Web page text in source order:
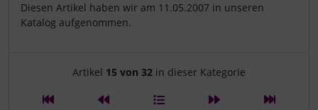
Diesen Artikel haben wir am 11.05.2007 in unseren
Katalog aufgenommen.
Artikelnavigation innerhalb
Artikel 15 von 32 in dieser Kategorie